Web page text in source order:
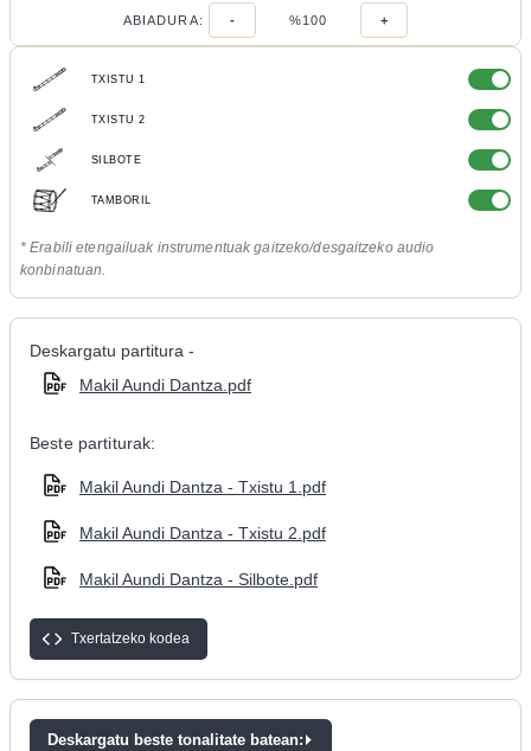
ABIADURA: - %100 +
TXISTU 1
TXISTU 2
SILBOTE
TAMBORIL
* Erabili etengailuak instrumentuak gaitzeko/desgaitzeko audio
konbinatuan.
Deskargatu partitura -
Makil Aundi Dantza.pdf
Beste partiturak:
Makil Aundi Dantza - Txistu 1.pdf
Makil Aundi Dantza - Txistu 2.pdf
Makil Aundi Dantza - Silbote.pdf
Txertatzeko kodea
Deskargatu beste tonalitate batean: